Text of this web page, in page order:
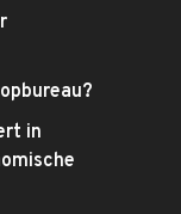
in